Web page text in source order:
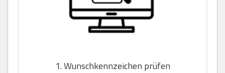
1. Wunschkennzeichen prüfen